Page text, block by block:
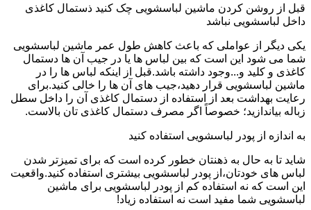
قبل از روشن کردن ماشین لباسشویی چک کنید ذستمال کاغذی
داخل لباسشویی نباشد
یکی دیگر از عواملی که باعث کاهش طول عمر ماشین لباسشویی
شما می شود این است که بین لباس ها یا در جیب آن ها دستمال
کاغذی و کلید و...وجود داشته باشد.قبل از اینکه لباس ها را در
ماشین لباسشویی قرار دهید،جیب های آن ها را خالی کنید.برای
رعایت بهداشت بعد از استفاده از دستمال کاغذی آن را داخل سطل
زباله بیاندازید؛ خصوصاً اگر مصرف دستمال کاغذی تان بالاست.
به اندازه از پودر لباسشویی استفاده کنید
شاید تا به حال به ذهنتان خطور کرده است که برای تمیزتر شدن
لباس های خودتان،از پودر لباسشویی بیشتری استفاده کنید.واقعیت
این است که نه استفاده کم از پودر لباسشویی برای ماشین
لباسشویی شما مفید است نه استفاده زیاد!